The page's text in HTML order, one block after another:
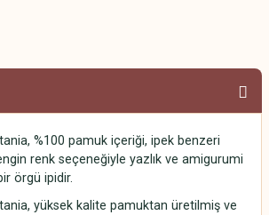
%100 pamuk içeriği, ipek benzeri
renk seçeneğiyle yazlık ve amigurumi
örgü ipidir.
yüksek kalite pamuktan üretilmiş ve